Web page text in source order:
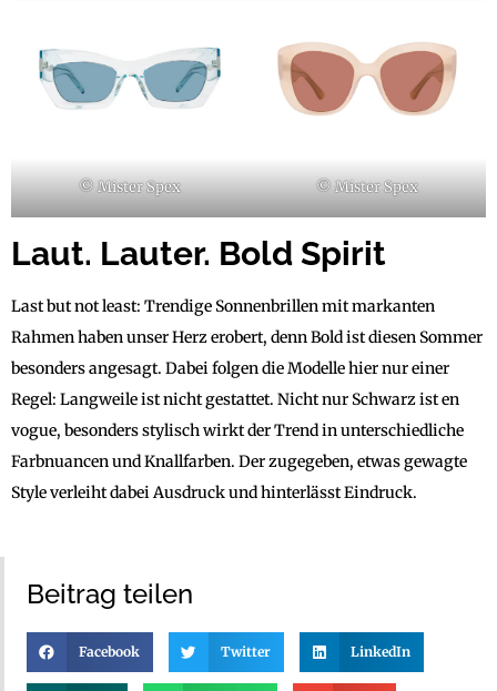
© Mister Spex © Mister Spex
Laut. Lauter. Bold Spirit
Last but not least: Trendige Sonnenbrillen mit markanten
Rahmen haben unser Herz erobert, denn Bold ist diesen Sommer
besonders angesagt. Dabei folgen die Modelle hier nur einer
Regel: Langweile ist nicht gestattet. Nicht nur Schwarz ist en
vogue, besonders stylisch wirkt der Trend in unterschiedliche
Farbnuancen und Knallfarben. Der zugegeben, etwas gewagte
Style verleiht dabei Ausdruck und hinterlässt Eindruck.
Beitrag teilen
Facebook Twitter LinkedIn